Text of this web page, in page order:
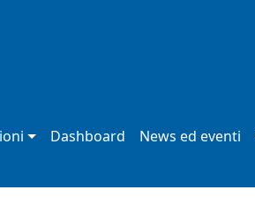
Dashboard News ed eventi